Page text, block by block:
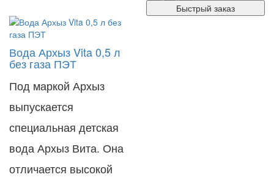
Быстрый заказ
Вода Архыз Vita 0,5 л
без газа ПЭТ
Под маркой Архыз
выпускается
специальная детская
вода Архыз Вита. Она
отличается высокой